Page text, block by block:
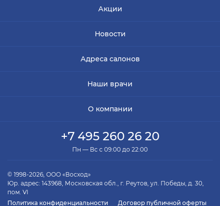
Акции
Новости
Адреса салонов
Наши врачи
О компании
+7 495 260 26 20
Пн — Вс с 09:00 до 22:00
© 1998-2026, ООО «Восход»
Юр. адрес: 143968, Московская обл., г. Реутов, ул. Победы, д. 30,
пом. VI
Политика конфиденциальности
Договор публичной оферты